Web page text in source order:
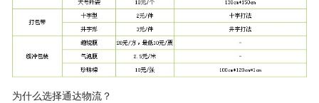
为什么选择通达物流？